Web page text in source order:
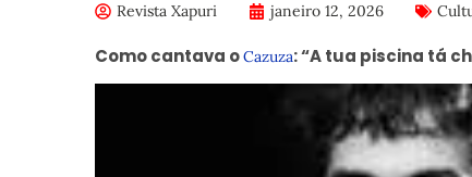
Revista Xapuri janeiro 12, 2026
Como cantava oCazuza: “A tua piscina tá